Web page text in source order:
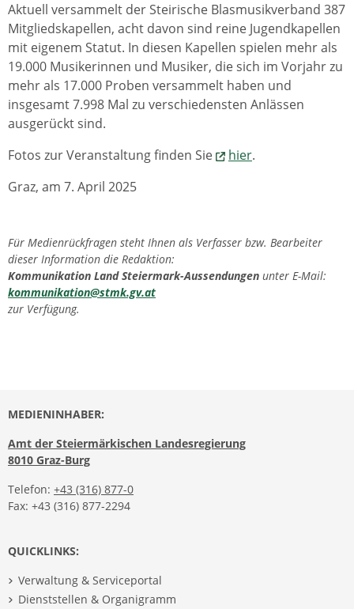
Aktuell versammelt der Steirische Blasmusikverband 387
Mitgliedskapellen, acht davon sind reine Jugendkapellen
mit eigenem Statut. In diesen Kapellen spielen mehr als
19.000 Musikerinnen und Musiker, die sich im Vorjahr zu
mehr als 17.000 Proben versammelt haben und
insgesamt 7.998 Mal zu verschiedensten Anlässen
ausgerückt sind.
Fotos zur Veranstaltung finden Sie
hier.
Graz, am 7. April 2025
Für Medienrückfragen steht Ihnen als Verfasser bzw. Bearbeiter
dieser Information die Redaktion:
Kommunikation Land Steiermark-Aussendungen unter E-Mail:
kommunikation@stmk.gv.at
zur Verfügung.
MEDIENINHABER:
Amt der Steiermärkischen Landesregierung
8010 Graz-Burg
Telefon: +43 (316) 877-0
Fax: +43 (316) 877-2294
QUICKLINKS:
Verwaltung & Serviceportal
Dienststellen & Organigramm